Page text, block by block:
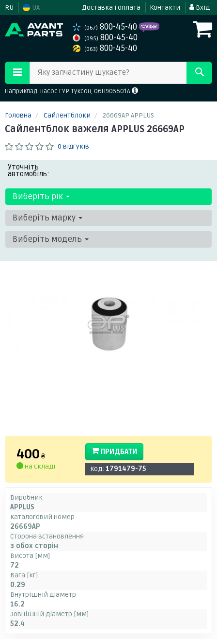
RU UA Доставка і оплата Контакти Вхід
(067) 800-45-40
(095) 800-45-40
(063) 800-45-40
Яку запчастину шукаєте?
Наприклад: насос ГУР Туксон, 06H905601A
Головна Сайлентблоки 26669AP APPLUS
Сайлентблок важеля APPLUS 26669AP
0 відгуків
Уточніть
автомобіль:
Виберіть рік
Виберіть марку
Виберіть модель
400 ₴
на складі
ПРИДБАТИ
Код: 1791479-75
Виробник
APPLUS
Каталоговий номер
26669AP
Сторона встановлення
з обох сторін
Висота [мм]
72
Вага [кг]
0.29
Внутрішній діаметр
16.2
Зовнішній діаметр [мм]
52.4